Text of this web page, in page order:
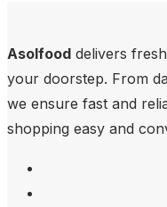
Asolfood delivers
your doorstep. From
we ensure fast and
shopping easy and